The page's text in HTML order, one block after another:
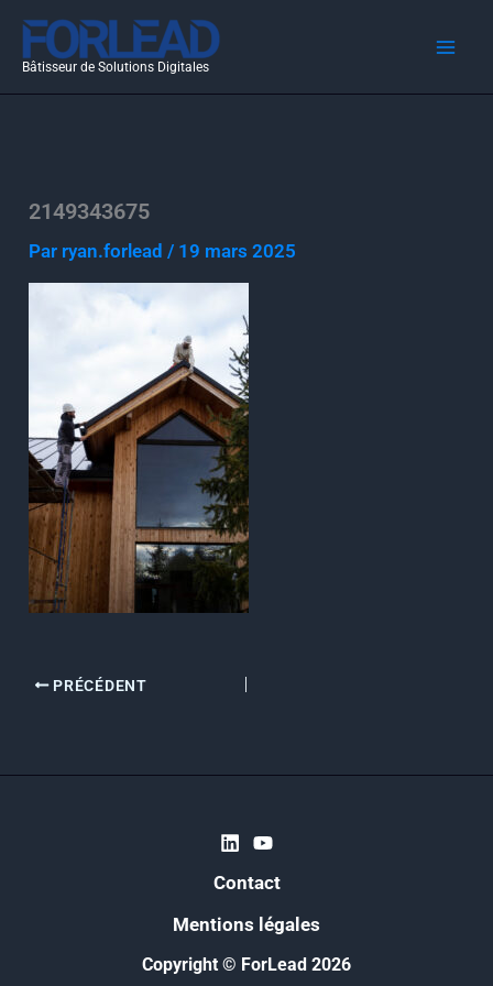
Aller
contenu
Bâtisseur de Solutions Digitales
2149343675
Par ryan.forlead/ 19 mars 2025
PRÉCÉDENT
Contact
Mentions légales
Copyright © ForLead 2026